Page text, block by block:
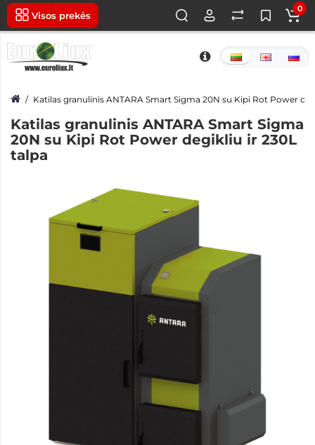
Visos prekės
0
Katilas granulinis ANTARA Smart Sigma 20N su Kipi Rot Power
Katilas granulinis ANTARA Smart Sigma
20N su Kipi Rot Power degikliu ir 230L
talpa